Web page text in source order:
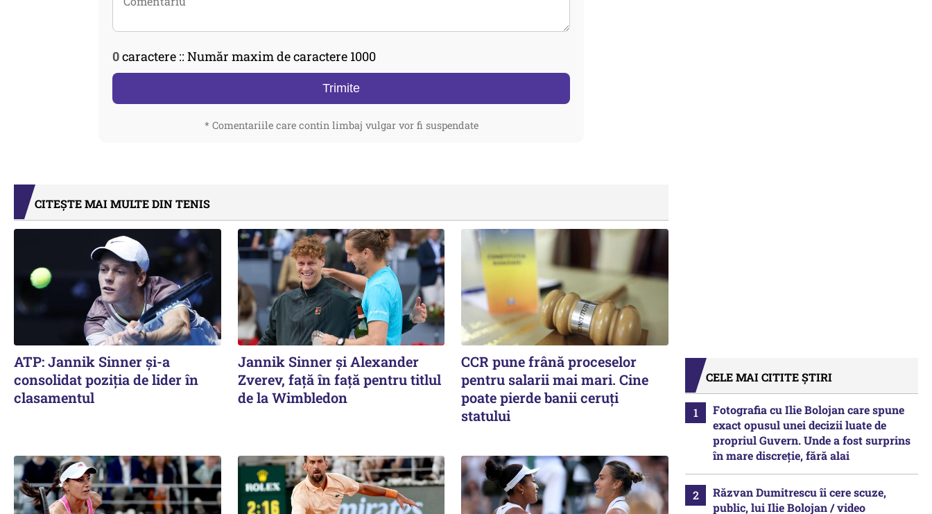
0caractere :: Număr maxim de caractere 1000
Trimite
* Comentariile care contin limbaj vulgar vor fi suspendate
CITEȘTE MAI MULTE DIN TENIS
ATP: Jannik Sinner și-a
consolidat poziția de lider în
clasamentul
Jannik Sinner și Alexander
Zverev, față în față pentru titlul
de la Wimbledon
CCR pune frână proceselor
pentru salarii mai mari. Cine
poate pierde banii ceruți
statului
CELE MAI CITITE ȘTIRI
Fotografia cu Ilie Bolojan care spune
exact opusul unei decizii luate de
propriul Guvern. Unde a fost surprins
în mare discreție, fără alai
Răzvan Dumitrescu îi cere scuze,
public, lui Ilie Bolojan / video